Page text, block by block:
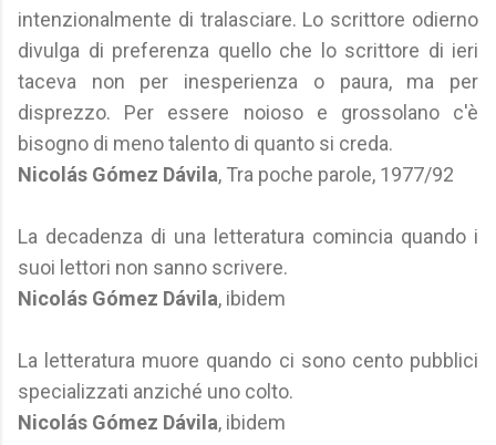
intenzionalmente di tralasciare. Lo scrittore odierno
divulga di preferenza quello che lo scrittore di ieri
taceva non per inesperienza o paura, ma per
disprezzo. Per essere noioso e grossolano c'è
bisogno di meno talento di quanto si creda.
Nicolás Gómez Dávila, Tra poche parole, 1977/92
La decadenza di una letteratura comincia quando i
suoi lettori non sanno scrivere.
Nicolás Gómez Dávila, ibidem
La letteratura muore quando ci sono cento pubblici
specializzati anziché uno colto.
Nicolás Gómez Dávila, ibidem